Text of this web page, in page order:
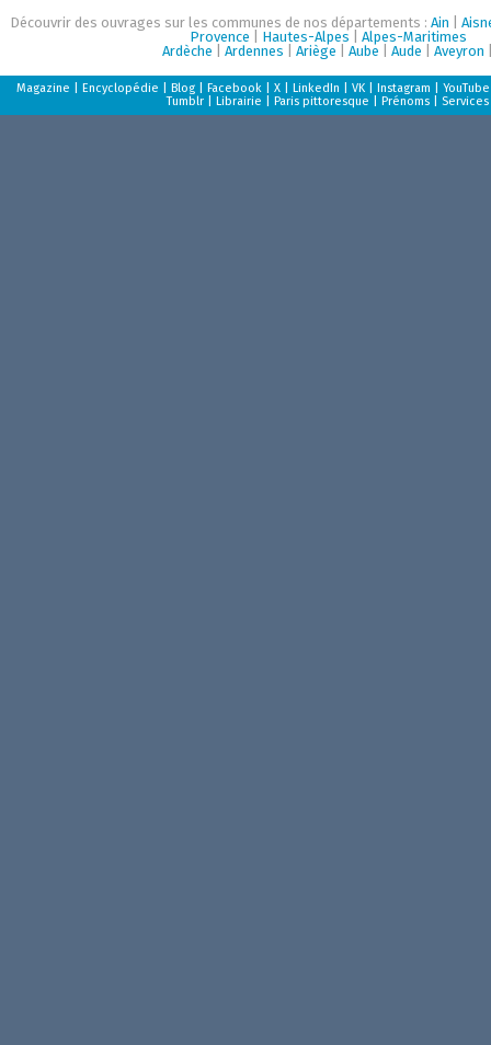
Découvrir des ouvrages sur les communes de nos départements :Ain |
Provence
Hautes-Alpes
Alpes-Maritimes
Ardèche |Ardennes |Ariège |Aube |Aude |Aveyron
Magazine |Encyclopédie |Blog |Facebook |X |LinkedIn |VK |Instagram |YouTube
Tumblr |Librairie |Paris pittoresque |Prénoms Services